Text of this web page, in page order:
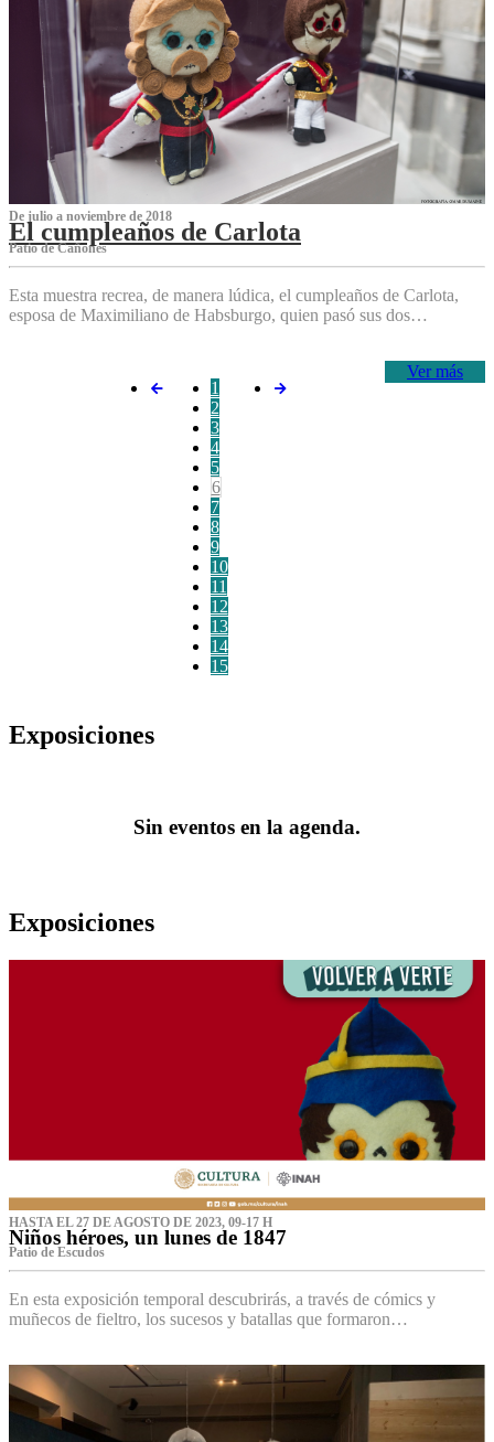
De julio a noviembre de 2018
El cumpleaños de Carlota
Patio de Cañones
Esta muestra recrea, de manera lúdica, el cumpleaños de Carlota,
esposa de Maximiliano de Habsburgo, quien pasó sus dos…
Ver más
1
2
3
4
5
6
7
8
9
10
11
12
13
14
15
Exposiciones
Sin eventos en la agenda.
Exposiciones
HASTA EL 27 DE AGOSTO DE 2023, 09-17 H
Niños héroes, un lunes de 1847
Patio de Escudos
En esta exposición temporal descubrirás, a través de cómics y
muñecos de fieltro, los sucesos y batallas que formaron…